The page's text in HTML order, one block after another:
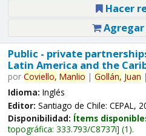
Hacer
Public - private
Latin America and the
por Coviello, Manlio | Gollán, Juan |
Idioma: Inglés
Editor: Santiago de Chile: CEPAL,
Disponibilidad: Ítems
topográfica: 333.793/C8737i (1).